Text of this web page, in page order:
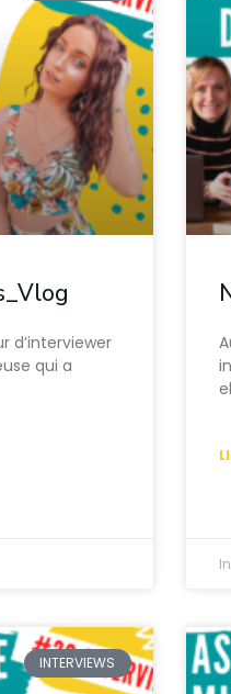
d’interviewer
qui a
INTERVIEWS